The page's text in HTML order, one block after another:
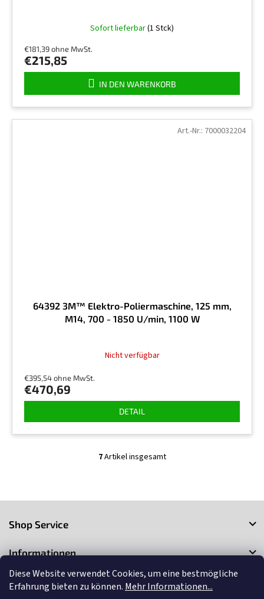
Diese Website verwendet Cookies, um eine bestmögliche
Erfahrung bieten zu können. Mehr Informationen...
Sofort lieferbar(1 Stck)
€181,39 ohne MwSt.
€215,85
IN DEN WARENKORB
64392 3M™ Elektro-Poliermaschine, 125 mm,
M14, 700 - 1850 U/min, 1100 W
Die
durchschnittliche
5
Nicht verfügbar
€395,54 ohne MwSt.
€470,69
DETAIL
Art.-Nr.: 7000032204
S
e
e
n
7Artikel insgesamt
e
Shop Service
Informationen
Kontakt